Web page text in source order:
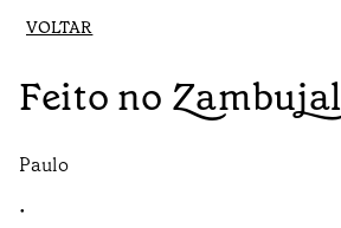
VOLTAR
Feito no Zambujal
Paulo
•